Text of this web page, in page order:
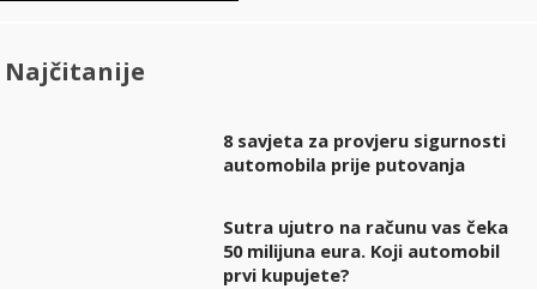
Najčitanije
8 savjeta za provjeru sigurnosti
automobila prije putovanja
Sutra ujutro na računu vas čeka
50 milijuna eura. Koji automobil
prvi kupujete?